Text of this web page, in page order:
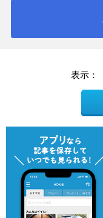
表示：